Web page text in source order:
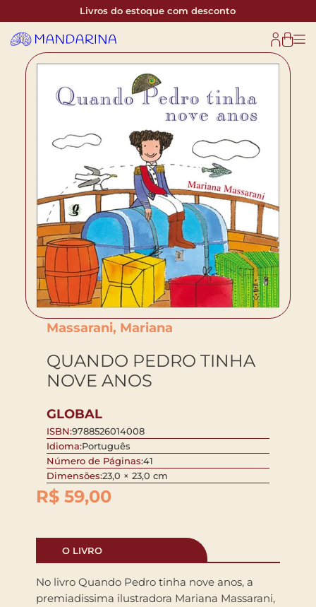
Livros do estoque com desconto
Massarani, Mariana
QUANDO PEDRO TINHA
NOVE ANOS
GLOBAL
ISBN:9788526014008
Idioma:Português
Número de Páginas:41
Dimensões:23,0 × 23,0 cm
R$ 59,00
O LIVRO
No livro Quando Pedro tinha nove anos, a
premiadissima ilustradora Mariana Massarani,